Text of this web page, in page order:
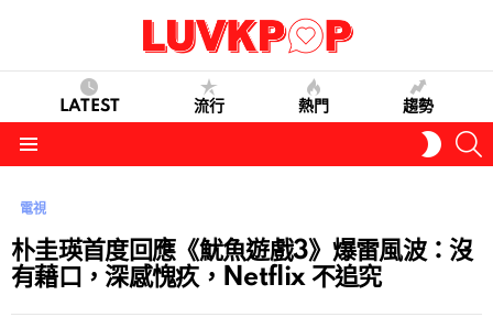
LATEST 流行 熱門 趨勢
SKIN
電視
朴圭瑛首度回應《魷魚遊戲3》爆雷風波：沒
有藉口，深感愧疚，Netflix 不追究